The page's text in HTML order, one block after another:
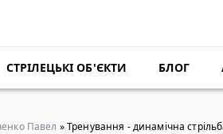
СТРІЛЕЦЬКІ ОБ'ЄКТИ БЛОГ
Павел » Тренування - динамічна